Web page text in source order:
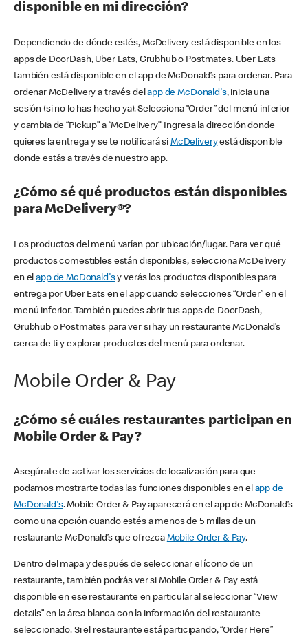
disponible en mi dirección?
Dependiendo de dónde estés, McDelivery está disponible en los
apps de DoorDash, Uber Eats, Grubhub o Postmates. Uber Eats
también está disponible en el app de McDonald’s para ordenar. Para
ordenar McDelivery a través delapp de McDonald's, inicia una
sesión (si no lo has hecho ya). Selecciona “Order” del menú inferior
y cambia de “Pickup” a “McDelivery’” Ingresa la dirección donde
quieres la entrega y se te notificará si McDeliveryestá disponible
donde estás a través de nuestro app.
¿Cómo sé qué productos están disponibles
para McDelivery®?
Los productos del menú varían por ubicación/lugar. Para ver qué
productos comestibles están disponibles, selecciona McDelivery
en elapp de McDonald'sy verás los productos disponibles para
entrega por Uber Eats en el app cuando selecciones “Order” en el
menú inferior. También puedes abrir tus apps de DoorDash,
Grubhub o Postmates para ver si hay un restaurante McDonald’s
cerca de ti y explorar productos del menú para ordenar.
Mobile Order & Pay
¿Cómo sé cuáles restaurantes participan en
Mobile Order & Pay?
Asegúrate de activar los servicios de localización para que
podamos mostrarte todas las funciones disponibles en el app de
McDonald's. Mobile Order & Pay aparecerá en el app de McDonald’s
como una opción cuando estés a menos de 5 millas de un
restaurante McDonald’s que ofrezca Mobile Order & Pay.
Dentro del mapa y después de seleccionar el ícono de un
restaurante, también podrás ver si Mobile Order & Pay está
disponible en ese restaurante en particular al seleccionar “View
details” en la área blanca con la información del restaurante
seleccionado. Si el restaurante está participando, “Order Here”